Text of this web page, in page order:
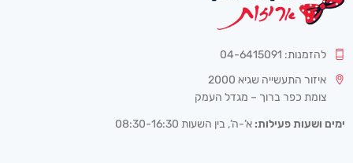
להזמנות: 04-6415091
איזור התעשייה שגיא 2000
צומת כפר ברוך – מגדל העמק
ימים ושעות פעילות: א’-ה’, בין השעות 08:30-16:30